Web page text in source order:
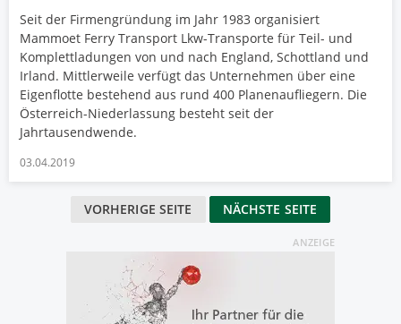
Seit der Firmengründung im Jahr 1983 organisiert
Mammoet Ferry Transport Lkw-Transporte für Teil- und
Komplettladungen von und nach England, Schottland und
Irland. Mittlerweile verfügt das Unternehmen über eine
Eigenflotte bestehend aus rund 400 Planenaufliegern. Die
Österreich-Niederlassung besteht seit der
Jahrtausendwende.
03.04.2019
VORHERIGE SEITE NÄCHSTE SEITE
ANZEIGE